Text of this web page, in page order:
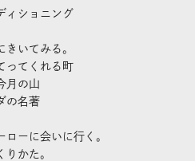
ィショニング
きいてみる。
ってくれる町
月の山
の名著
ローに会いに行く。
かた。